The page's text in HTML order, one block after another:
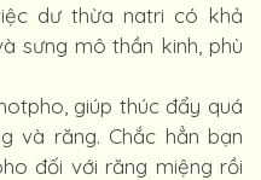
dư thừa natri có khả
sưng mô thần kinh, phù
giúp thúc đẩy quá
và răng. Chắc hẳn bạn
đối với răng miệng rồi